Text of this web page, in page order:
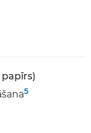
5